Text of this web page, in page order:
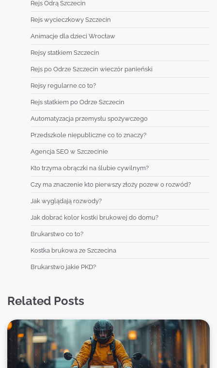
Rejs Odrą Szczecin
Rejs wycieczkowy Szczecin
Animacje dla dzieci Wrocław
Rejsy statkiem Szczecin
Rejs po Odrze Szczecin wieczór panieński
Rejsy regularne co to?
Rejs statkiem po Odrze Szczecin
Automatyzacja przemysłu spożywczego
Przedszkole niepubliczne co to znaczy?
Agencja SEO w Szczecinie
Kto trzyma obrączki na ślubie cywilnym?
Czy ma znaczenie kto pierwszy złoży pozew o rozwód?
Jak wyglądają rozwody?
Jak dobrać kolor kostki brukowej do domu?
Brukarstwo co to?
Kostka brukowa ze Szczecina
Brukarstwo jakie PKD?
Related Posts